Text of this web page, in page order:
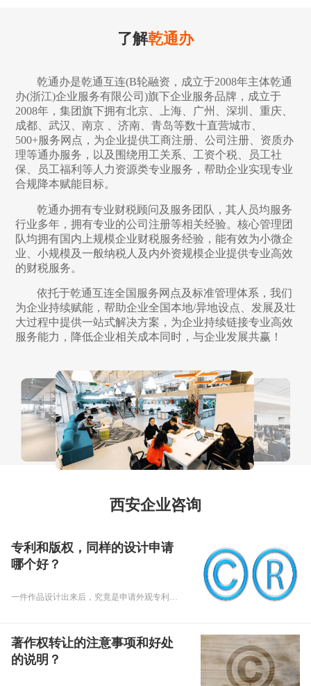
了解乾通办
乾通办是乾通互连(B轮融资，成立于2008年主体乾通
办(浙江)企业服务有限公司)旗下企业服务品牌，成立于
2008年，集团旗下拥有北京、上海、广州、深圳、重庆、
成都、武汉、南京 、济南、青岛等数十直营城市、
500+服务网点，为企业提供工商注册、公司注册、资质办
理等通办服务，以及围绕用工关系、工资个税、员工社
保、员工福利等人力资源类专业服务，帮助企业实现专业
合规降本赋能目标。
乾通办拥有专业财税顾问及服务团队，其人员均服务
行业多年，拥有专业的公司注册等相关经验。核心管理团
队均拥有国内上规模企业财税服务经验，能有效为小微企
业、小规模及一般纳税人及内外资规模企业提供专业高效
的财税服务。
依托于乾通互连全国服务网点及标准管理体系，我们
为企业持续赋能，帮助企业全国本地/异地设点、发展及壮
大过程中提供一站式解决方案，为企业持续链接专业高效
服务能力，降低企业相关成本同时，与企业发展共赢！
西安企业咨询
专利和版权，同样的设计申请
哪个好？
一件作品设计出来后，究竟是申请外观专利好，还是申请著作权会比较好呢？接下来，小编就针对这个问题，做一个简单的分析。
著作权转让的注意事项和好处
的说明？